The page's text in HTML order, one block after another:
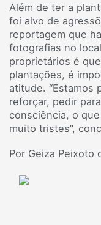
Além de ter a
foi alvo de
reportagem que
fotografias no
proprietários é
plantações, é
atitude. “Estamos
reforçar, pedir
consciência, o
muito tristes”,
Por Geiza Peixoto